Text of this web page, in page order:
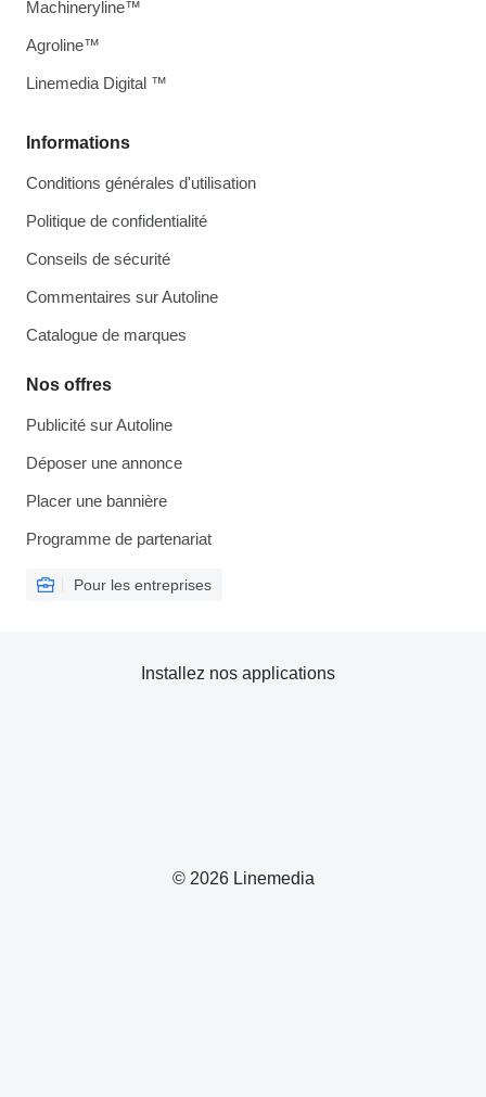
Informations
Conditions générales d'utilisation
Politique de confidentialité
Conseils de sécurité
Commentaires sur Autoline
Catalogue de marques
Nos offres
Publicité sur Autoline
Déposer une annonce
Placer une bannière
Programme de partenariat
Pour les entreprises
Machineryline™
Agroline™
Linemedia Digital ™
© 2026 Linemedia
Installez nos applications